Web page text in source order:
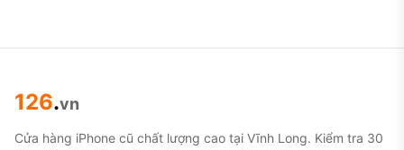
126.vn
Cửa hàng iPhone cũ chất lượng cao tại Vĩnh Long. Kiểm tra 30